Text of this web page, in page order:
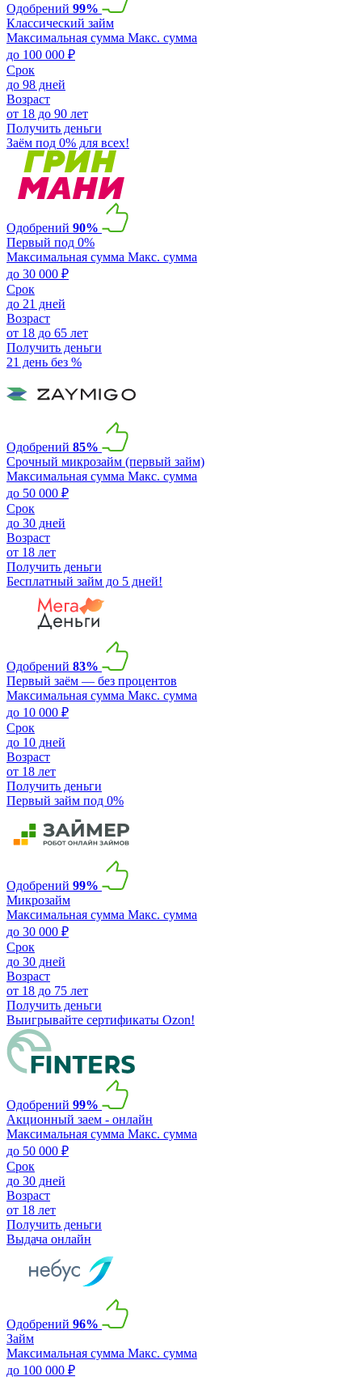
Одобрений 99%
Классический займ
Максимальная сумма Макс. сумма
до 100 000 ₽
Срок
до 98 дней
Возраст
от 18 до 90 лет
Получить деньги
Заём под 0% для всех!
Одобрений 90%
Первый под 0%
Максимальная сумма Макс. сумма
до 30 000 ₽
Срок
до 21 дней
Возраст
от 18 до 65 лет
Получить деньги
21 день без %
Одобрений 85%
Срочный микрозайм (первый займ)
Максимальная сумма Макс. сумма
до 50 000 ₽
Срок
до 30 дней
Возраст
от 18 лет
Получить деньги
Бесплатный займ до 5 дней!
Одобрений 83%
Первый заём — без процентов
Максимальная сумма Макс. сумма
до 10 000 ₽
Срок
до 10 дней
Возраст
от 18 лет
Получить деньги
Первый займ под 0%
Одобрений 99%
Микрозайм
Максимальная сумма Макс. сумма
до 30 000 ₽
Срок
до 30 дней
Возраст
от 18 до 75 лет
Получить деньги
Выигрывайте сертификаты Ozon!
Одобрений 99%
Акционный заем - онлайн
Максимальная сумма Макс. сумма
до 50 000 ₽
Срок
до 30 дней
Возраст
от 18 лет
Получить деньги
Выдача онлайн
Одобрений 96%
Займ
Максимальная сумма Макс. сумма
до 100 000 ₽